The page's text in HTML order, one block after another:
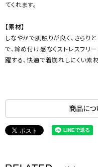
てくれます。
【素材】
しなやかで肌触りが良く、さらり
で、締め付け感なくストレスフリ
躍する、快適で着崩れしにくい素材
商品につ